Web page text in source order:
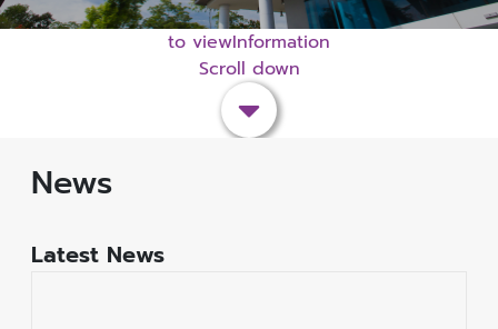
Scroll down
to viewInformation
News
Latest News